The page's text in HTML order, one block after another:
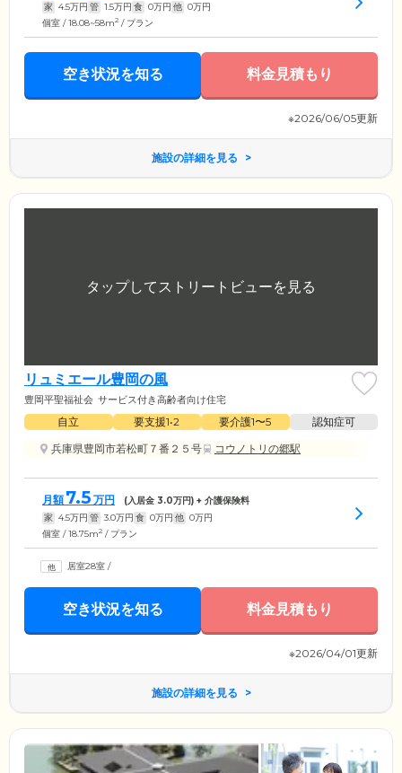
家 4.5万円 管 1.5万円 食 0万円 他 0万円
個室 / 18.08~58m2 / プラン
空き状況を知る 料金見積もり
※2026/06/05更新
施設の詳細を見る
リュミエール豊岡の風
豊岡平聖福祉会 サービス付き高齢者向け住宅
自立 要支援1•2 要介護1〜5
認知症可
兵庫県豊岡市若松町７番２５号
コウノトリの郷駅
月額 7.5 万円 (入居金 3.0万円) + 介護保険料
家 4.5万円 管 3.0万円 食 0万円 他 0万円
個室 / 18.75m2 / プラン
居室28室 /
空き状況を知る 料金見積もり
※2026/04/01更新
施設の詳細を見る